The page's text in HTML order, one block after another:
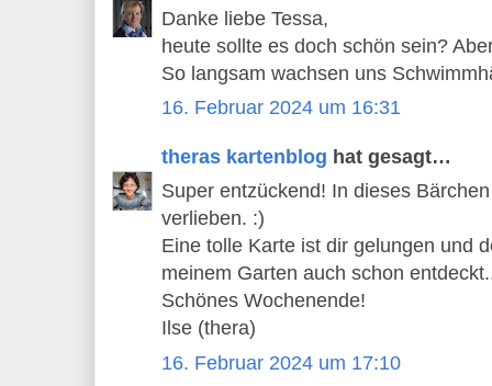
Danke liebe Tessa,
heute sollte es doch schön sein?
So langsam wachsen uns
16. Februar 2024 um 16:31
theras kartenblog hat gesagt…
Super entzückend! In dieses
verlieben. :)
Eine tolle Karte ist dir gelungen und
meinem Garten auch schon
Schönes Wochenende!
Ilse (thera)
16. Februar 2024 um 17:10